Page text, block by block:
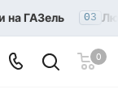
на ГАЗель 03
0